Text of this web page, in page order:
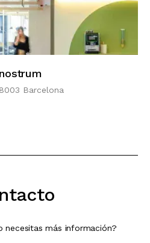
Barcelona
necesitas más información?